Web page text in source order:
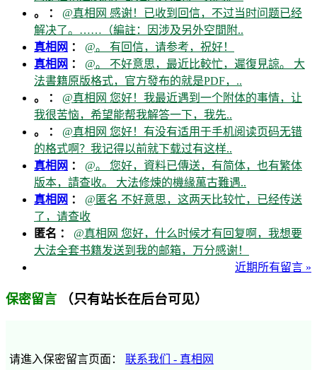
。 ： @真相网 感谢！已收到回信，不过当时问题已经
解决了。……（編註：因涉及另外空間附..
真相网 ： @。 有回信，请参考，祝好！
真相网 ： @。 不好意思，最近比較忙，遲復見諒。 大
法書籍原版格式，官方發布的就是PDF，..
。 ： @真相网 您好！我最近遇到一个附体的事情，让
我很苦恼，希望能帮我解答一下，我先..
。 ： @真相网 您好！有没有适用于手机阅读页码无错
的格式啊？我记得以前就下载过有这样..
真相网 ： @。 您好，資料已傳送，有简体，也有繁体
版本，請查收。 大法修煉的機緣萬古難遇..
真相网 ： @匿名 不好意思，这两天比较忙，已经传送
了，请查收
匿名 ： @真相网 您好，什么时候才有回复啊，我想要
大法全套书籍发送到我的邮箱，万分感谢！
近期所有留言 »
保密留言 （只有站长在后台可见）
请進入保密留言页面： 联系我们 - 真相网